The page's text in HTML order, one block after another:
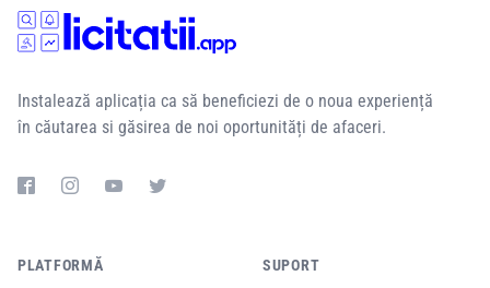
Instalează aplicația ca să beneficiezi de o noua experiență
în căutarea si găsirea de noi oportunități de afaceri.
PLATFORMĂ SUPORT